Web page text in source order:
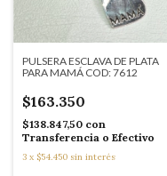
PULSERA ESCLAVA DE PLATA
PARA MAMÁ COD: 7612
$163.350
$138.847,50 con
Transferencia o Efectivo
3 x $54.450 sin interés